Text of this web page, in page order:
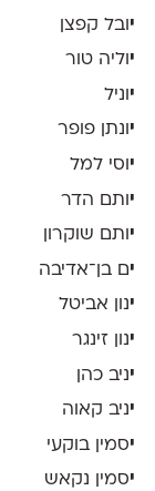
יובל קפצן
י וליה טור
י וניל
יונתן פופר
י וסי למל
יותם הדר
י ותם שוקרון
ים בן־אדיבה
ינון אביטל
ינון זינגר
יניב כהן
יניב קאוה
יסמין בוקעי
יסמין נקאש